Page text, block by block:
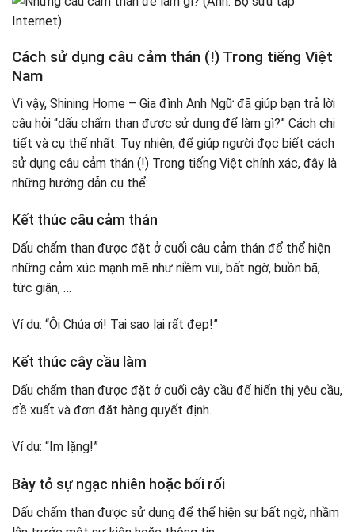
Cách sử dụng câu cảm thán (!) Trong tiếng Việt
Nam
Vì vậy, Shining Home – Gia đình Anh Ngữ đã giúp bạn trả lời
câu hỏi “dấu chấm than được sử dụng để làm gì?” Cách chi
tiết và cụ thể nhất. Tuy nhiên, để giúp người đọc biết cách
sử dụng câu cảm thán (!) Trong tiếng Việt chính xác, đây là
những hướng dẫn cụ thể:
Kết thúc câu cảm thán
Dấu chấm than được đặt ở cuối câu cảm thán để thể hiện
những cảm xúc mạnh mẽ như niềm vui, bất ngờ, buồn bã,
tức giận, …
Ví dụ: “Ôi Chúa ơi! Tại sao lại rất đẹp!”
Kết thúc cây cầu làm
Dấu chấm than được đặt ở cuối cây cầu để hiển thị yêu cầu,
đề xuất và đơn đặt hàng quyết định.
Ví dụ: “Im lặng!”
Bày tỏ sự ngạc nhiên hoặc bối rối
Dấu chấm than được sử dụng để thể hiện sự bất ngờ, nhầm